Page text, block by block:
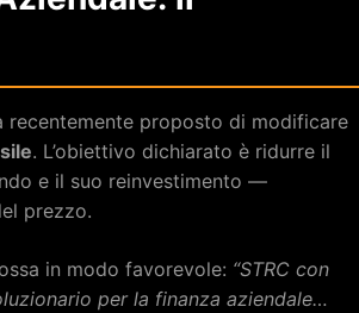
proposto di modificare
. L’obiettivo dichiarato è ridurre il
e il suo reinvestimento —
prezzo.
in modo favorevole: “STRC con
per la finanza aziendale…